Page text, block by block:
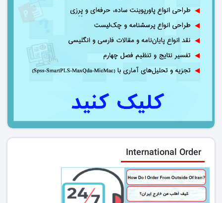
International Order